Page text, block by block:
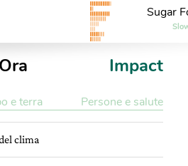
Sugar
Impact
e terra Persone e salute
clima